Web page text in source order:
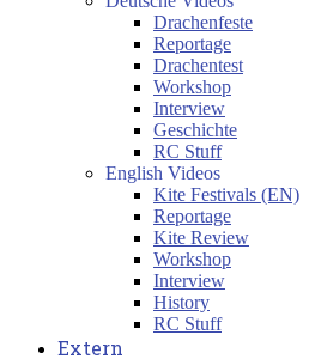
Drachenfeste
Reportage
Drachentest
Workshop
Interview
Geschichte
RC Stuff
English Videos
Kite Festivals (EN)
Reportage
Kite Review
Workshop
Interview
History
RC Stuff
Extern